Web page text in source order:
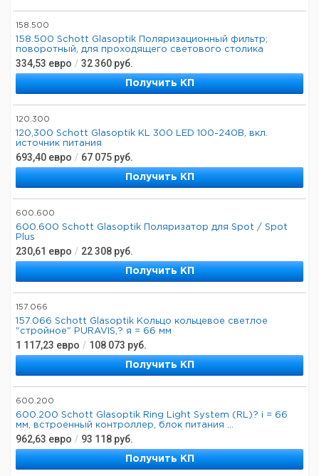
158.500
158.500 Schott Glasoptik Поляризационный фильтр;
поворотный, для проходящего светового столика
334,53 евро / 32 360 руб.
Получить КП
120.300
120,300 Schott Glasoptik KL 300 LED 100-240В, вкл.
источник питания
693,40 евро / 67 075 руб.
Получить КП
600.600
600.600 Schott Glasoptik Поляризатор для Spot / Spot
Plus
230,61 евро / 22 308 руб.
Получить КП
157.066
157.066 Schott Glasoptik Кольцо кольцевое светлое
"стройное" PURAVIS,? я = 66 мм
1 117,23 евро / 108 073 руб.
Получить КП
600.200
600.200 Schott Glasoptik Ring Light System (RL)? i = 66
мм, встроенный контроллер, блок питания ...
962,63 евро / 93 118 руб.
Получить КП